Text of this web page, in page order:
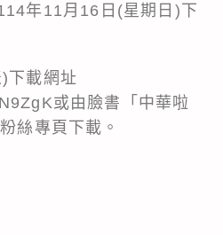
年11月16日(星期日)下
下載網址
或由臉書「中華啦
絲專頁下載。